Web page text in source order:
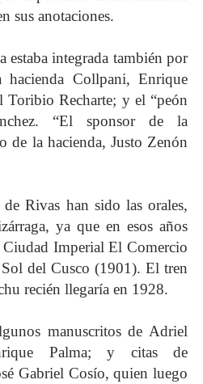
sus anotaciones.
estaba integrada también por
Collpani, Enrique
Toribio Recharte; y el “peón
“El sponsor de la
de la hacienda, Justo Zenón
Rivas han sido las orales,
ya que en esos años
Ciudad Imperial El Comercio
del Cusco (1901). El tren
recién llegaría en 1928.
manuscritos de Adriel
Palma; y citas de
Gabriel Cosío, quien luego